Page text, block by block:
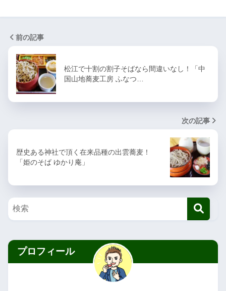
前の記事
松江で十割の割子そばなら間違いなし！「中
国山地蕎麦工房 ふなつ…
次の記事
歴史ある神社で頂く在来品種の出雲蕎麦！
「姫のそば ゆかり庵」
プロフィール